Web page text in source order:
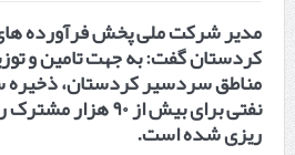
راه‌اندازی کامل منطقه آزاد اردبیل-بیله‌سوار
شود
در دیدار استاندار
مدیر شرکت ملی پخش فرآورده
کردستان گفت: به جهت تامین و
مناطق سردسیر کردستان، ذخیره
نفتی برای بیش از ٩٠
ریزی شده است.